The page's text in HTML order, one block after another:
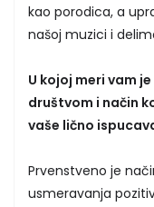
kao porodica, a
našoj muzici i
U kojoj meri vam
društvom i način
vaše lično
Prvenstveno je
usmeravanja